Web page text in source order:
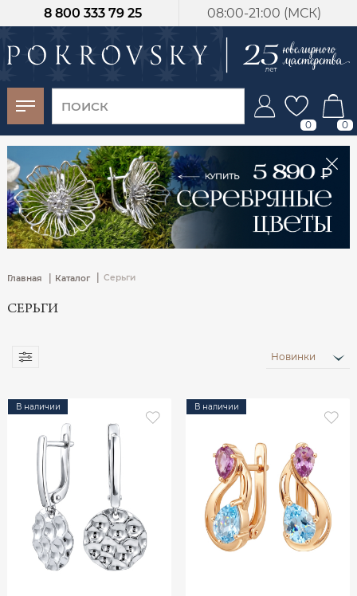
08:00-21:00 (МСК)
8 800 333 79 25
0 0
Главная | Каталог Серьги
СЕРЬГИ
Новинки
В наличии В наличии
-30%
от 15 дней с
момента оплаты